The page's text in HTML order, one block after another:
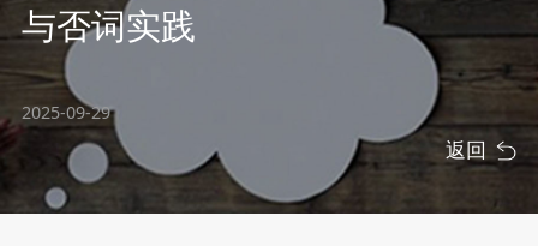
服务案例
新闻资讯
与否词实践
2025-09-29
返回